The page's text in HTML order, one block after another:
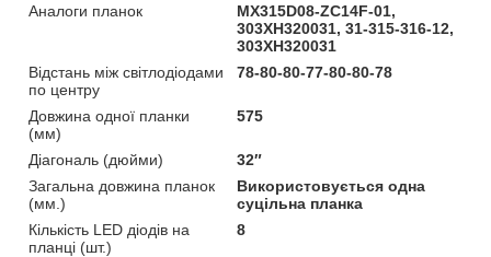
Аналоги планок
MX315D08-ZC14F-01,
303XH320031, 31-315-316-12,
303XH320031
Відстань між світлодіодами
по центру
78-80-80-77-80-80-78
Довжина одної планки
(мм)
575
Діагональ (дюйми)
32″
Загальна довжина планок
(мм.)
Використовується одна
суцільна планка
Кількість LED діодів на
планці (шт.)
8